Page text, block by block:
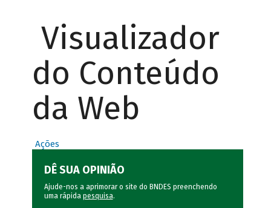
Visualizador
do Conteúdo
da Web
Ações
DÊ SUA OPINIÃO
Ajude-nos a aprimorar o site do BNDES preenchendo
uma rápida pesquisa.